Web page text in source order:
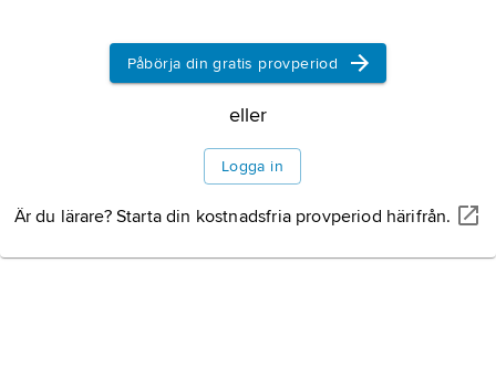
Påbörja din gratis provperiod
eller
Logga in
Är du lärare? Starta din kostnadsfria provperiod härifrån.